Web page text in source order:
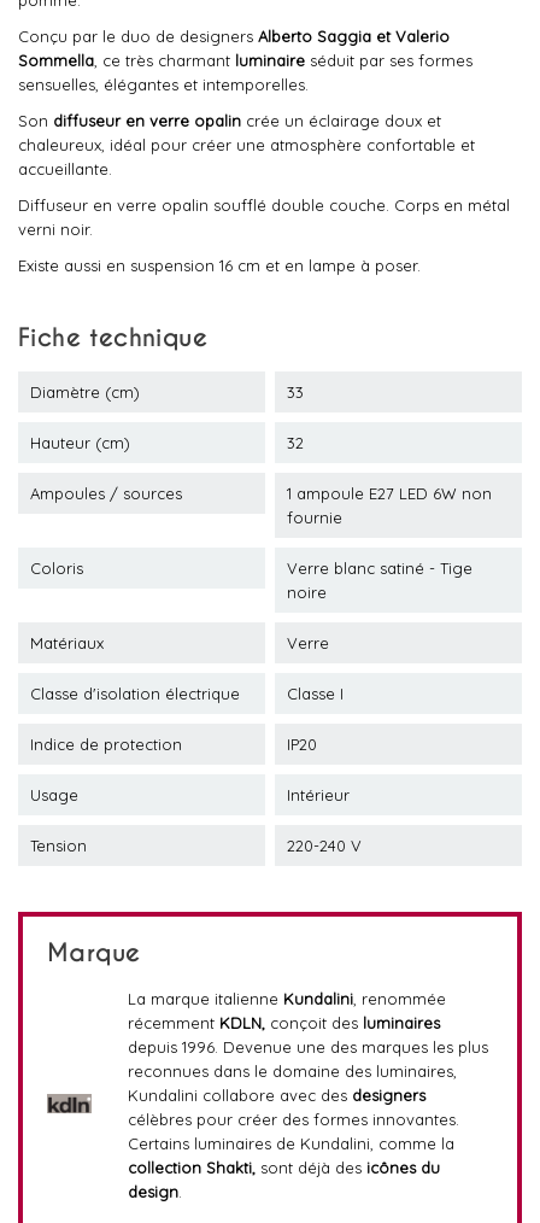
Conçu par le duo de designers Alberto Saggia et Valerio
Sommella , ce très charmant luminaire séduit par ses formes
sensuelles, élégantes et intemporelles.
Son diffuseur en verre opalin crée un éclairage doux et
chaleureux, idéal pour créer une atmosphère confortable et
accueillante.
Diffuseur en verre opalin soufflé double couche. Corps en métal
verni noir.
Existe aussi en suspension 16 cm et en lampe à poser.
Fiche technique
Diamètre (cm) 33
Hauteur (cm) 32
Ampoules / sources
1 ampoule E27 LED 6W non
fournie
Coloris
Verre blanc satiné - Tige
noire
Matériaux Verre
Classe d'isolation électrique Classe I
Indice de protection IP20
Usage Intérieur
Tension 220-240 V
Marque
La marque italienne Kundalini, renommée
récemment KDLN, conçoit des luminaires
depuis 1996. Devenue une des marques les plus
reconnues dans le domaine des luminaires,
Kundalini collabore avec des designers
célèbres pour créer des formes innovantes.
Certains luminaires de Kundalini, comme la
collection Shakti, sont déjà des icônes du
design.